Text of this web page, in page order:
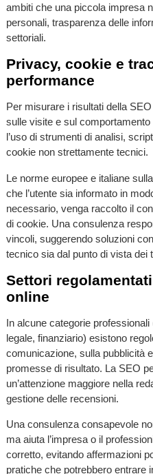
ambiti che una piccola impresa
personali, trasparenza delle
settoriali.
Privacy, cookie e
performance
Per misurare i risultati della
sulle visite e sul
l’uso di strumenti di analisi,
cookie non strettamente tecnici.
Le norme europee e italiane
che l’utente sia informato in
necessario, venga raccolto il
di cookie. Una consulenza
vincoli, suggerendo soluzioni
tecnico sia dal punto di vista dei
Settori
online
In alcune categorie
legale, finanziario) esistono
comunicazione, sulla pubblicità
promesse di risultato. La SEO
un’attenzione maggiore nella
gestione delle recensioni.
Una consulenza consapevole
ma aiuta l’impresa o il
corretto, evitando affermazioni
pratiche che potrebbero entrare